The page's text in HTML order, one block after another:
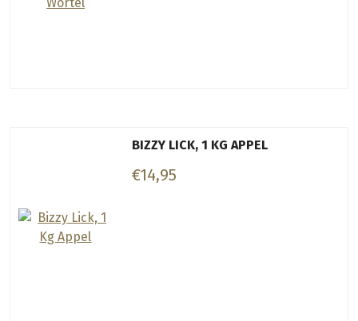
BIZZY LICK, 1 KG APPEL
€14,95